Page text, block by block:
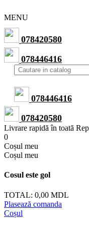
MENU
078420580
078446416
078446416
078420580
Livrare rapidă în toată
0
Сoșul meu
Сoșul meu
Cosul este gol
TOTAL: 0,00 MDL
Plasează comanda
Coșul